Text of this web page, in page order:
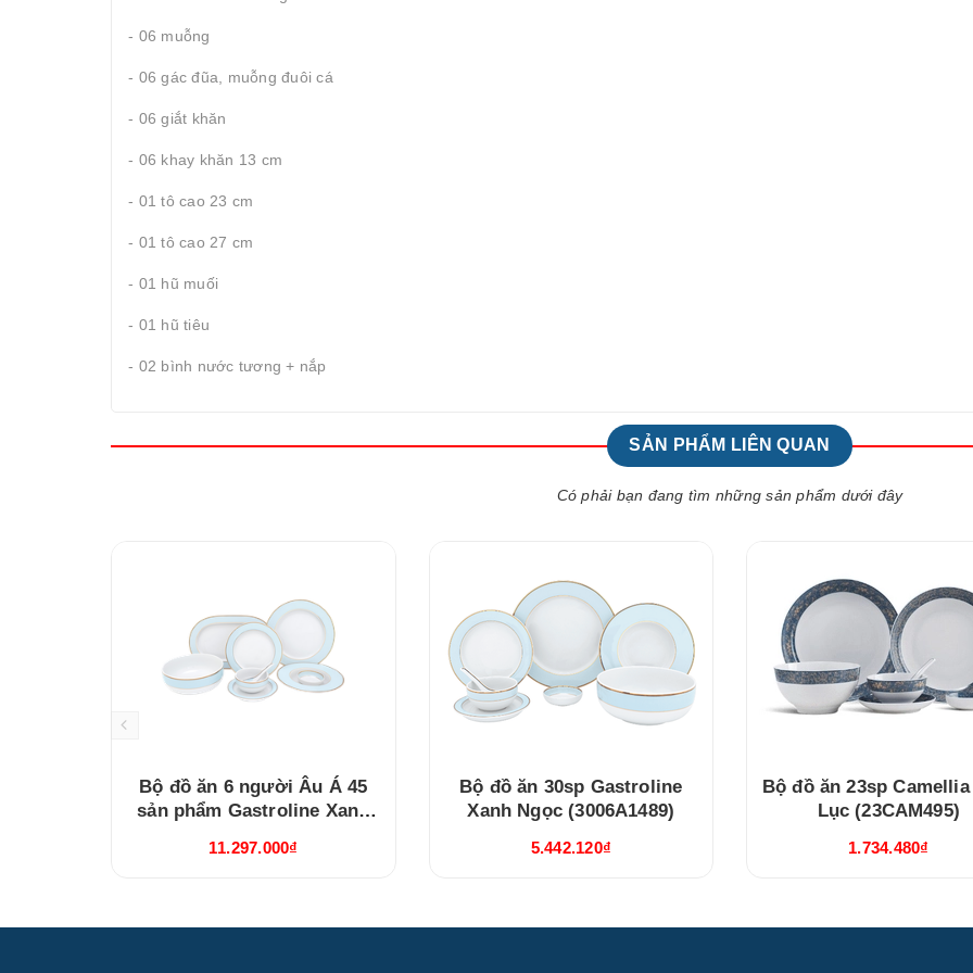
- 06 muỗng
- 06 gác đũa, muỗng đuôi cá
- 06 giắt khăn
- 06 khay khăn 13 cm
- 01 tô cao 23 cm
- 01 tô cao 27 cm
- 01 hũ muối
- 01 hũ tiêu
- 02 bình nước tương + nắp
SẢN PHẨM LIÊN QUAN
Có phải bạn đang tìm những sản phẩm dưới đây
Bộ đồ ăn 6 người Âu Á 45
sản phẩm Gastroline Xanh
11.297.000₫
Bộ đồ ăn 30sp Gastroline
Xanh Ngọc (3006A1489)
5.442.120₫
Bộ đồ ăn 23sp
Lục (23CAM495)
1.734.480₫